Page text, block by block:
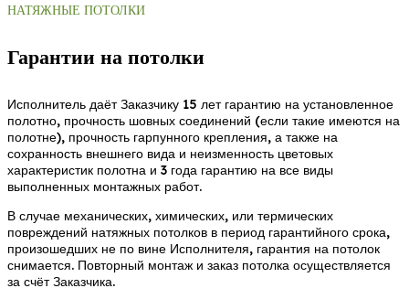
НАТЯЖНЫЕ ПОТОЛКИ
Гарантии на потолки
Исполнитель даёт Заказчику 15 лет гарантию на установленное
полотно, прочность шовных соединений (если такие имеются на
полотне), прочность гарпунного крепления, а также на
сохранность внешнего вида и неизменность цветовых
характеристик полотна и 3 года гарантию на все виды
выполненных монтажных работ.
В случае механических, химических, или термических
повреждений натяжных потолков в период гарантийного срока,
произошедших не по вине Исполнителя, гарантия на потолок
снимается. Повторный монтаж и заказ потолка осуществляется
за счёт Заказчика.